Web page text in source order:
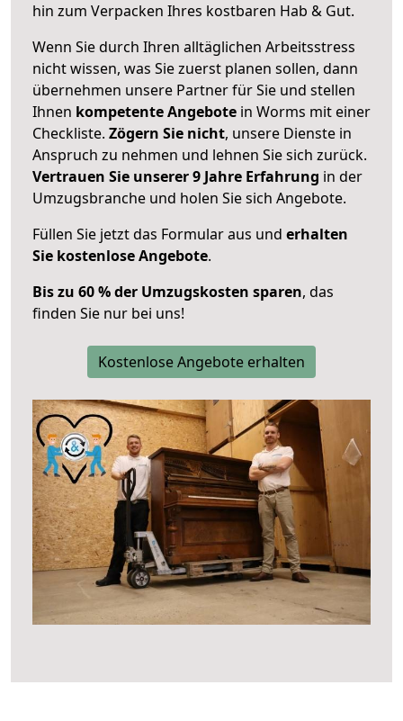
hin zum Verpacken Ihres kostbaren Hab & Gut.
Wenn Sie durch Ihren alltäglichen Arbeitsstress
nicht wissen, was Sie zuerst planen sollen, dann
übernehmen unsere Partner für Sie und stellen
Ihnen kompetente Angebote in Worms mit einer
Checkliste. Zögern Sie nicht, unsere Dienste in
Anspruch zu nehmen und lehnen Sie sich zurück.
Vertrauen Sie unserer 9 Jahre Erfahrung in der
Umzugsbranche und holen Sie sich Angebote.
Füllen Sie jetzt das Formular aus und erhalten
Sie kostenlose Angebote.
Bis zu 60 % der Umzugskosten sparen, das
finden Sie nur bei uns!
Kostenlose Angebote erhalten